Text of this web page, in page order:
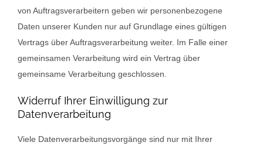
von Auftragsverarbeitern geben wir personenbezogene
Daten unserer Kunden nur auf Grundlage eines gültigen
Vertrags über Auftragsverarbeitung weiter. Im Falle einer
gemeinsamen Verarbeitung wird ein Vertrag über
gemeinsame Verarbeitung geschlossen.
Widerruf Ihrer Einwilligung zur
Datenverarbeitung
Viele Datenverarbeitungsvorgänge sind nur mit Ihrer